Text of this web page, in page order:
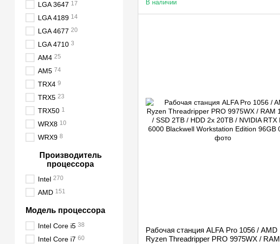
В наличии
Рабочая станция ALFA Pro 1056 / AMD
Ryzen Threadripper PRO 9975WX / RAM
LGA 3647 17
LGA 4189 14
LGA 4677 20
LGA 4710 3
AM4 25
AM5 74
TRX4 9
TRX5 23
TRX50 1
WRX8 10
WRX9 8
Производитель
процессора
Intel 270
AMD 151
Модель процессора
Intel Core i5 38
Intel Core i7 60